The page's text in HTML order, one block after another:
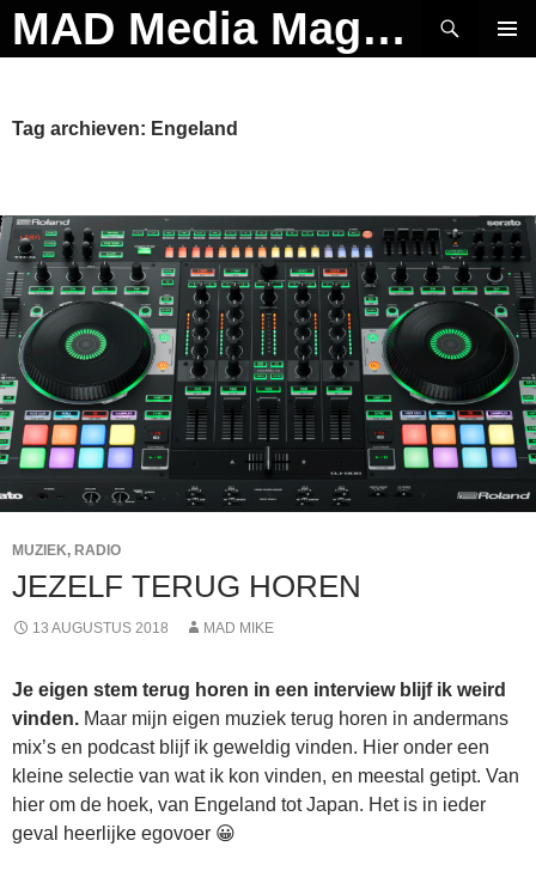
Ga
naar
MAD Media Magazine
Zoeken
Tag archieven: Engeland
MUZIEK, RADIO
JEZELF TERUG HOREN
13 AUGUSTUS 2018 MAD MIKE
Je eigen stem terug horen in een interview blijf ik weird
vinden. Maar mijn eigen muziek terug horen in andermans
mix’s en podcast blijf ik geweldig vinden. Hier onder een
kleine selectie van wat ik kon vinden, en meestal getipt. Van
hier om de hoek, van Engeland tot Japan. Het is in ieder
geval heerlijke egovoer 😀